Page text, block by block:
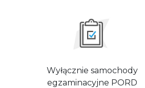
Wyłącznie samochody
egzaminacyjne PORD